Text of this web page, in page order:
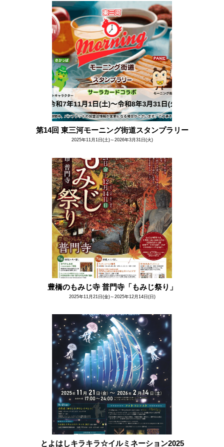
第14回 東三河モーニング街道スタンプラリー
2025年11月1日(土)～2026年3月31日(火)
豊橋のもみじ寺 普門寺「もみじ祭り」
2025年11月21日(金)～2025年12月14日(日)
とよはしキラキラ☆イルミネーション2025